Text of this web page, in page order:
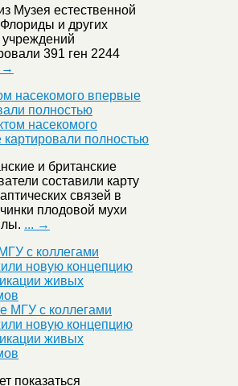
Музея естественной
и других
391 ген 2244
→
насекомого впервые
полностью
и британские
составили карту
связей в
плодовой мухи
... →
с коллегами
новую концепцию
живых
показаться